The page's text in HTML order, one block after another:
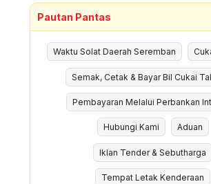
Pautan Pantas
Waktu Solat Daerah Seremban
Semak, Cetak & Bayar Bil Cukai
Pembayaran Melalui Perbankan
Hubungi Kami Aduan
Iklan Tender & Sebutharga
Tempat Letak Kenderaan